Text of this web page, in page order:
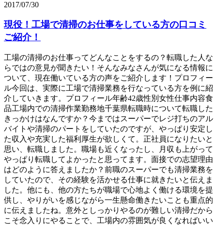
2017/07/30
現役！工場で清掃のお仕事をしている方の口コミ
ご紹介！
工場の清掃のお仕事ってどんなことをするの？転職した人な
らではの意見が聞きたい！そんなみなさんが気になる情報に
ついて、現在働いている方の声をご紹介します！プロフィー
ル今回は、実際に工場で清掃業務を行なっている方を例に紹
介していきます。プロフィール年齢42歳性別女性仕事内容食
品工場内での清掃作業勤務地千葉県転職時について転職した
きっかけはなんですか？今まではスーパーでレジ打ちのアル
バイトや清掃のパートをしていたのですが、やっぱり安定し
た収入や充実した福利厚生が欲しくて。正社員になりたいと
思い、転職しました。職場も近くなったし、月収も上がって
やっぱり転職してよかったと思ってます。面接での志望理由
はどのように答えましたか？前職のスーパーでも清掃業務を
していたので、その経験を活かせる仕事に就きたいと伝えま
した。他にも、他の方たちが職場で心地よく働ける環境を提
供し、やりがいを感じながら一生懸命働きたいことも重点的
に伝えましたね。意外としっかりやるのが難しい清掃だから
こそ念入りにやることで、工場内の雰囲気が良くなればいい